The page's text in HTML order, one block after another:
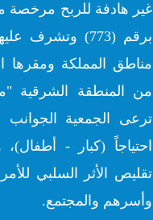
غير هادفة للربح مرخصة
برقم (773)
مناطق المملكة ومقرها
من المنطقة الشرقية
ترعى الجمعية الجوانب
احتياجاً (كبار -
تقليص الأثر السلبي
وأسرهم والمجتمع.